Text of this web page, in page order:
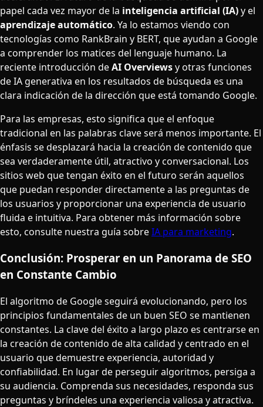
papel cada vez mayor de la inteligencia artificial (IA)y el
aprendizaje automático. Ya lo estamos viendo con
tecnologías como RankBrain y BERT, que ayudan a Google
a comprender los matices del lenguaje humano. La
reciente introducción deAI Overviewsy otras funciones
de IA generativa en los resultados de búsqueda es una
clara indicación de la dirección que está tomando Google.
Para las empresas, esto significa que el enfoque
tradicional en las palabras clave será menos importante. El
énfasis se desplazará hacia la creación de contenido que
sea verdaderamente útil, atractivo y conversacional. Los
sitios web que tengan éxito en el futuro serán aquellos
que puedan responder directamente a las preguntas de
los usuarios y proporcionar una experiencia de usuario
fluida e intuitiva. Para obtener más información sobre
esto, consulte nuestra guía sobreIA para marketing.
Conclusión: Prosperar en un Panorama de SEO
en Constante Cambio
El algoritmo de Google seguirá evolucionando, pero los
principios fundamentales de un buen SEO se mantienen
constantes. La clave del éxito a largo plazo es centrarse en
la creación de contenido de alta calidad y centrado en el
usuario que demuestre experiencia, autoridad y
confiabilidad. En lugar de perseguir algoritmos, persiga a
su audiencia. Comprenda sus necesidades, responda sus
preguntas y bríndeles una experiencia valiosa y atractiva.